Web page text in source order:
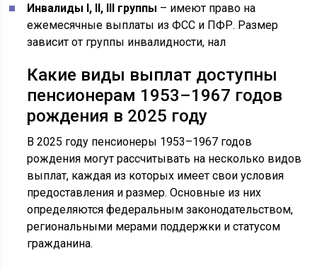
Инвалиды I, II, III группы – имеют право на
ежемесячные выплаты из ФСС и ПФР. Размер
зависит от группы инвалидности, нал
Какие виды выплат доступны
пенсионерам 1953–1967 годов
рождения в 2025 году
В 2025 году пенсионеры 1953–1967 годов
рождения могут рассчитывать на несколько видов
выплат, каждая из которых имеет свои условия
предоставления и размер. Основные из них
определяются федеральным законодательством,
региональными мерами поддержки и статусом
гражданина.